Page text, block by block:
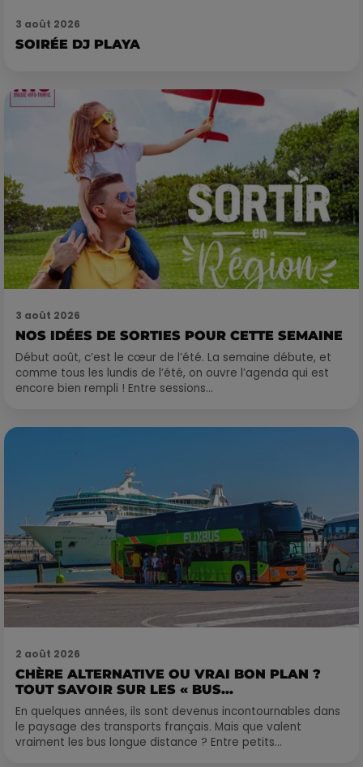
3 août 2026
SOIRÉE DJ PLAYA
3 août 2026
NOS IDÉES DE SORTIES POUR CETTE SEMAINE
Début août, c’est le cœur de l’été. La semaine débute, et
comme tous les lundis de l’été, on ouvre l’agenda qui est
encore bien rempli ! Entre sessions...
2 août 2026
CHÈRE ALTERNATIVE OU VRAI BON PLAN ?
TOUT SAVOIR SUR LES « BUS...
En quelques années, ils sont devenus incontournables dans
le paysage des transports français. Mais que valent
vraiment les bus longue distance ? Entre petits...